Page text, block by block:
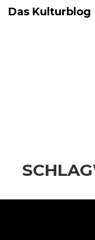
Das Kulturblog